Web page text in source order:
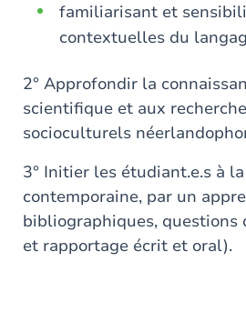
familiarisant et
contextuelles du
2° Approfondir la
scientifique et aux
socioculturels
3° Initier les étudiant.e.s à
contemporaine, par un
bibliographiques, questions
et rapportage écrit et oral).